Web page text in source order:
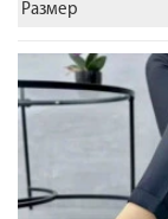
Размер